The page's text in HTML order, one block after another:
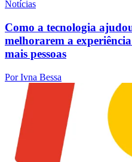
Notícias
Como a tecnologia
melhorarem a
mais pessoas
Por Ivna Bessa